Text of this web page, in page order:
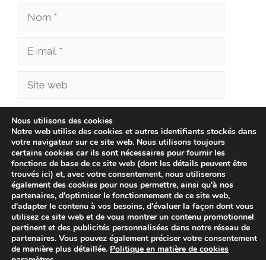
Nom
Site
Enregistrer mon nom, mon e-mail et mon site
dans le navigateur pour mon prochain
commentaire.
Nous utilisons des cookies
Notre web utilise des cookies et autres identifiants stockés dans
votre navigateur sur ce site web. Nous utilisons toujours
certains cookies car ils sont nécessaires pour fournir les
fonctions de base de ce site web (dont les détails peuvent être
trouvés ici) et, avec votre consentement, nous utiliserons
également des cookies pour nous permettre, ainsi qu'à nos
partenaires, d'optimiser le fonctionnement de ce site web,
d'adapter le contenu à vos besoins, d'évaluer la façon dont vous
utilisez ce site web et de vous montrer un contenu promotionnel
pertinent et des publicités personnalisées dans notre réseau de
partenaires. Vous pouvez également préciser votre consentement
de manière plus détaillée. Politique en matière de cookies